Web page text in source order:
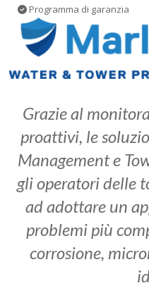
Programma di garanzia
Grazie al
proattivi, le
Management e
gli operatori delle
ad adottare un
problemi più
corrosione,